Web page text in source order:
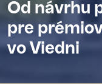
Od návrhu
pre
vo Viedni